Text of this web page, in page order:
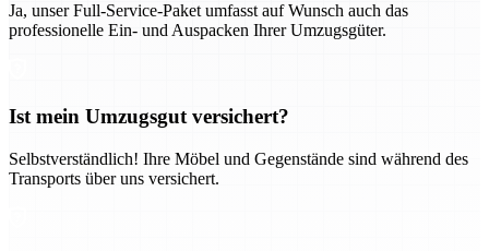
Ja, unser Full-Service-Paket umfasst auf Wunsch auch das
professionelle Ein- und Auspacken Ihrer Umzugsgüter.
Ist mein Umzugsgut versichert?
Selbstverständlich! Ihre Möbel und Gegenstände sind während des
Transports über uns versichert.